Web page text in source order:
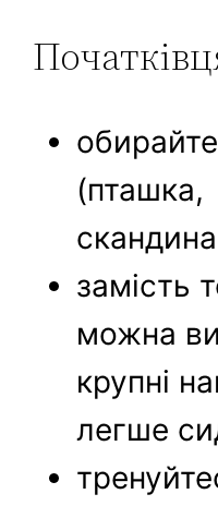
(пташка,
замість
можна
крупні
легше